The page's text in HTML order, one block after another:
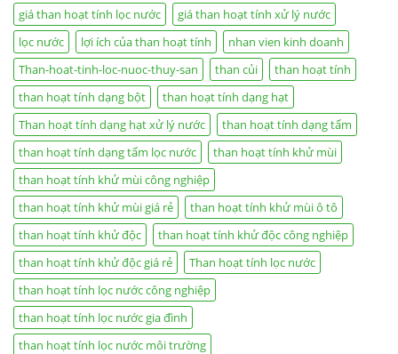
giá than hoạt tính lọc nước
giá than hoạt tính xử lý nước
lọc nước
lợi ích của than hoạt tính
nhan vien kinh doanh
Than-hoat-tinh-loc-nuoc-thuy-san
than củi
than hoạt tính
than hoạt tính dạng bột
than hoạt tính dạng hạt
Than hoạt tính dạng hạt xử lý nước
than hoạt tính dạng tấm
than hoạt tính dạng tấm lọc nước
than hoạt tính khử mùi
than hoạt tính khử mùi công nghiệp
than hoạt tính khử mùi giá rẻ
than hoạt tính khử mùi ô tô
than hoạt tính khử độc
than hoạt tính khử độc công nghiệp
than hoạt tính khử độc giá rẻ
Than hoạt tính lọc nước
than hoạt tính lọc nước công nghiệp
than hoạt tính lọc nước gia đình
than hoạt tính lọc nước môi trường